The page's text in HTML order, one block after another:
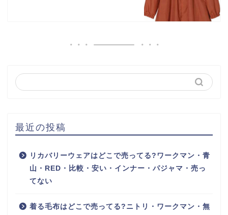
最近の投稿
リカバリーウェアはどこで売ってる?ワークマン・青
山・RED・比較・安い・インナー・パジャマ・売っ
てない
着る毛布はどこで売ってる?ニトリ・ワークマン・無